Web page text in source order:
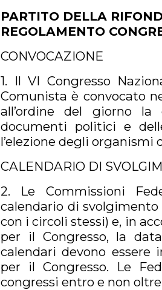
PARTITO DELLA
REGOLAMENTO
CONVOCAZIONE
1. Il VI Congresso
Comunista è convocato
all’ordine del giorno la
documenti politici e
l’elezione degli
CALENDARIO DI
2. Le Commissioni
calendario di
con i circoli stessi) e, in
per il Congresso, la
calendari devono essere
per il Congresso. Le
congressi entro e non